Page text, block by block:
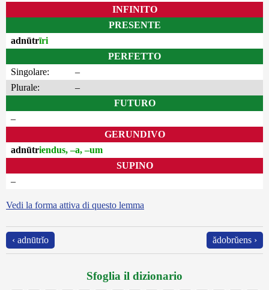
INFINITO
PRESENTE
adnūtrīri
PERFETTO
Singolare:
–
Plurale:
–
FUTURO
–
GERUNDIVO
adnūtriendus, –a, –um
SUPINO
–
Vedi la forma attiva di questo lemma
‹ adnūtrĭo ădobrŭens ›
Sfoglia il dizionario